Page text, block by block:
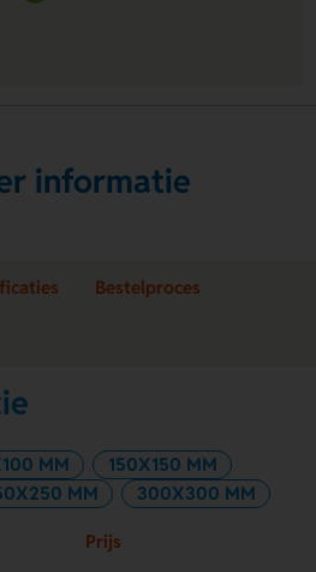
informatie
Bestelproces
MM
150X150 MM
MM 300X300 MM
Prijs